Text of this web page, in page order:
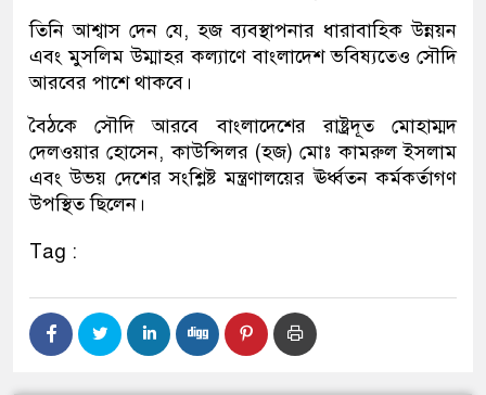
তিনি আশ্বাস দেন যে, হজ ব্যবস্থাপনার ধারাবাহিক উন্নয়ন
এবং মুসলিম উম্মাহর কল্যাণে বাংলাদেশ ভবিষ্যতেও সৌদি
আরবের পাশে থাকবে।
বৈঠকে সৌদি আরবে বাংলাদেশের রাষ্ট্রদূত মোহাম্মদ
দেলওয়ার হোসেন, কাউন্সিলর (হজ) মোঃ কামরুল ইসলাম
এবং উভয় দেশের সংশ্লিষ্ট মন্ত্রণালয়ের ঊর্ধ্বতন কর্মকর্তাগণ
উপস্থিত ছিলেন।
Tag :